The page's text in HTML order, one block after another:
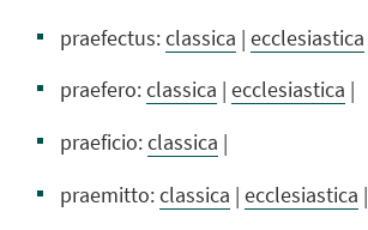
praefectus:classica | ecclesiastica
praefero:classica | ecclesiastica |
praeficio:classica |
praemitto:classica | ecclesiastica |